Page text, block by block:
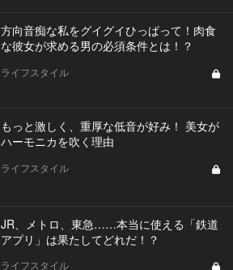
方向音痴な私をグイグイひっぱって！肉食
な彼女が求める男の必須条件とは！？
ライフスタイル
もっと激しく、重厚な低音が好み！ 美女が
ハーモニカを吹く理由
ライフスタイル
JR、メトロ、東急……本当に使える「鉄道
アプリ」は果たしてどれだ！？
ライフスタイル